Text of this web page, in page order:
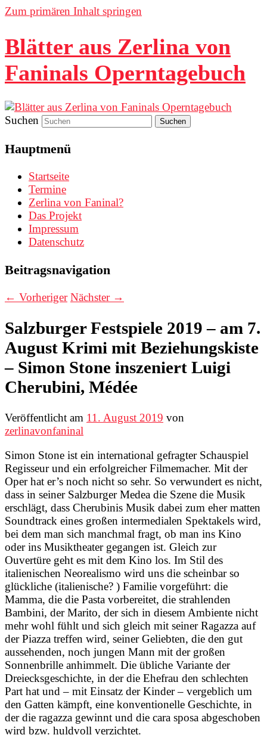
Zum primären Inhalt springen
Blätter aus Zerlina von
Faninals Operntagebuch
Suchen
Hauptmenü
Startseite
Termine
Zerlina von Faninal?
Das Projekt
Impressum
Datenschutz
Beitragsnavigation
← Vorheriger Nächster →
Salzburger Festspiele 2019 – am 7.
August Krimi mit Beziehungskiste
– Simon Stone inszeniert Luigi
Cherubini, Médée
Veröffentlicht am 11. August 2019 von
zerlinavonfaninal
Simon Stone ist ein international gefragter Schauspiel
Regisseur und ein erfolgreicher Filmemacher. Mit der
Oper hat er’s noch nicht so sehr. So verwundert es nicht,
dass in seiner Salzburger Medea die Szene die Musik
erschlägt, dass Cherubinis Musik dabei zum eher matten
Soundtrack eines großen intermedialen Spektakels wird,
bei dem man sich manchmal fragt, ob man ins Kino
oder ins Musiktheater gegangen ist. Gleich zur
Ouvertüre geht es mit dem Kino los. Im Stil des
italienischen Neorealismo wird uns die scheinbar so
glückliche (italienische? ) Familie vorgeführt: die
Mamma, die die Pasta vorbereitet, die strahlenden
Bambini, der Marito, der sich in diesem Ambiente nicht
mehr wohl fühlt und sich gleich mit seiner Ragazza auf
der Piazza treffen wird, seiner Geliebten, die den gut
aussehenden, noch jungen Mann mit der großen
Sonnenbrille anhimmelt. Die übliche Variante der
Dreiecksgeschichte, in der die Ehefrau den schlechten
Part hat und – mit Einsatz der Kinder – vergeblich um
den Gatten kämpft, eine konventionelle Geschichte, in
der die ragazza gewinnt und die cara sposa abgeschoben
wird bzw. huldvoll verzichtet.